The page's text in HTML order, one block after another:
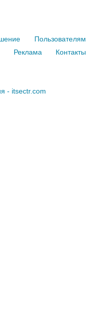
Пользователям
Реклама Контакты
- itsectr.com